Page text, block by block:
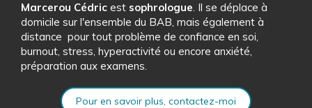
Marcerou Cédric est sophrologue. Il se déplace à
domicile sur l'ensemble du BAB, mais également à
distance pour tout problème de confiance en soi,
burnout, stress, hyperactivité ou encore anxiété,
préparation aux examens.
Pour en savoir plus, contactez-moi